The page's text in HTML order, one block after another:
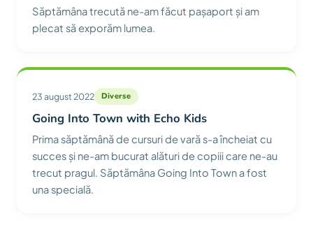
Săptămâna trecută ne-am făcut pașaport și am
plecat să exporăm lumea.
23 august 2022 Diverse
Going Into Town with Echo Kids
Prima săptămână de cursuri de vară s-a încheiat cu
succes și ne-am bucurat alături de copiii care ne-au
trecut pragul. Săptămâna Going Into Town a fost
una specială.